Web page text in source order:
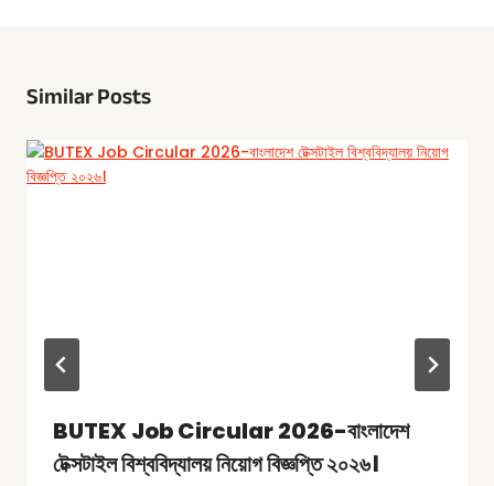
Similar Posts
BUTEX Job Circular 2026-বাংলাদেশ
টেক্সটাইল বিশ্ববিদ্যালয় নিয়োগ বিজ্ঞপ্তি ২০২৬।